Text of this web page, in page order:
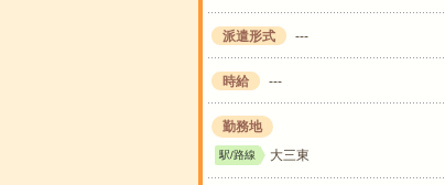
派遣形式 ---
時給 ---
勤務地
駅/路線 大三東